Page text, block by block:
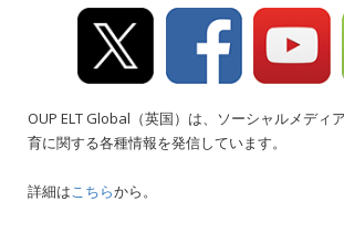
OUP ELT Global（英国）は、ソーシャルメディ
育に関する各種情報を発信しています。
詳細はこちらから。